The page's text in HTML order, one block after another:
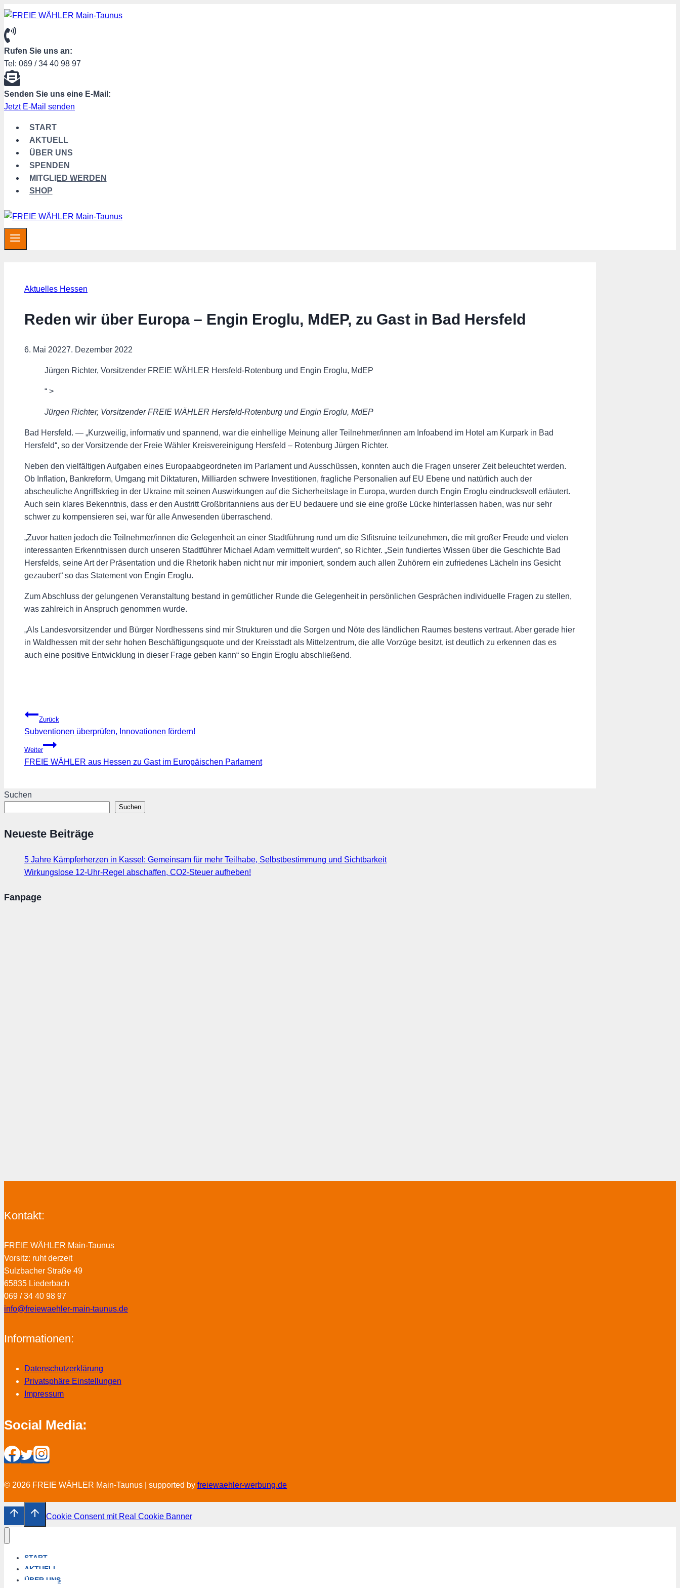
Zum
springen
Rufen Sie uns an:
Tel: 069 / 34 40 98 97
Senden Sie uns eine E-Mail:
Jetzt E-Mail senden
START
AKTUELL
ÜBER UNS
SPENDEN
MITGLIED WERDEN
SHOP
Aktuelles Hessen
Reden wir über Europa – Engin Eroglu, MdEP, zu Gast in Bad Hersfeld
6. Mai 20227. Dezember 2022
Jürgen Richter, Vorsitzender FREIE WÄHLER Hersfeld-Rotenburg und Engin Eroglu, MdEP
“ >
Jürgen Richter, Vorsitzender FREIE WÄHLER Hersfeld-Rotenburg und Engin Eroglu, MdEP
Bad Hersfeld. — „Kurzweilig, informativ und spannend, war die einhellige Meinung aller Teilnehmer/innen am Infoabend im Hotel am Kurpark in Bad
Hersfeld“, so der Vorsitzende der Freie Wähler Kreisvereinigung Hersfeld – Rotenburg Jürgen Richter.
Neben den vielfältigen Aufgaben eines Europaabgeordneten im Parlament und Ausschüssen, konnten auch die Fragen unserer Zeit beleuchtet werden.
Ob Inflation, Bankreform, Umgang mit Diktaturen, Milliarden schwere Investitionen, fragliche Personalien auf EU Ebene und natürlich auch der
abscheuliche Angriffskrieg in der Ukraine mit seinen Auswirkungen auf die Sicherheitslage in Europa, wurden durch Engin Eroglu eindrucksvoll erläutert.
Auch sein klares Bekenntnis, dass er den Austritt Großbritanniens aus der EU bedauere und sie eine große Lücke hinterlassen haben, was nur sehr
schwer zu kompensieren sei, war für alle Anwesenden überraschend.
„Zuvor hatten jedoch die Teilnehmer/innen die Gelegenheit an einer Stadtführung rund um die Stfitsruine teilzunehmen, die mit großer Freude und vielen
interessanten Erkenntnissen durch unseren Stadtführer Michael Adam vermittelt wurden“, so Richter. „Sein fundiertes Wissen über die Geschichte Bad
Hersfelds, seine Art der Präsentation und die Rhetorik haben nicht nur mir imponiert, sondern auch allen Zuhörern ein zufriedenes Lächeln ins Gesicht
gezaubert“ so das Statement von Engin Eroglu.
Zum Abschluss der gelungenen Veranstaltung bestand in gemütlicher Runde die Gelegenheit in persönlichen Gesprächen individuelle Fragen zu stellen,
was zahlreich in Anspruch genommen wurde.
„Als Landesvorsitzender und Bürger Nordhessens sind mir Strukturen und die Sorgen und Nöte des ländlichen Raumes bestens vertraut. Aber gerade hier
in Waldhessen mit der sehr hohen Beschäftigungsquote und der Kreisstadt als Mittelzentrum, die alle Vorzüge besitzt, ist deutlich zu erkennen das es
auch eine positive Entwicklung in dieser Frage geben kann“ so Engin Eroglu abschließend.
Beitragsnavigation
Zurück
Subventionen überprüfen, Innovationen fördern!
Weiter
FREIE WÄHLER aus Hessen zu Gast im Europäischen Parlament
Suchen
Suchen
Neueste Beiträge
5 Jahre Kämpferherzen in Kassel: Gemeinsam für mehr Teilhabe, Selbstbestimmung und Sichtbarkeit
Wirkungslose 12-Uhr-Regel abschaffen, CO2-Steuer aufheben!
Fanpage
Kontakt:
FREIE WÄHLER Main-Taunus
Vorsitz: ruht derzeit
Sulzbacher Straße 49
65835 Liederbach
069 / 34 40 98 97
info@freiewaehler-main-taunus.de
Informationen:
Datenschutzerklärung
Privatsphäre Einstellungen
Impressum
Social Media:
© 2026 FREIE WÄHLER Main-Taunus | supported by freiewaehler-werbung.de
Cookie Consent mit Real Cookie Banner
START
AKTUELL
ÜBER UNS